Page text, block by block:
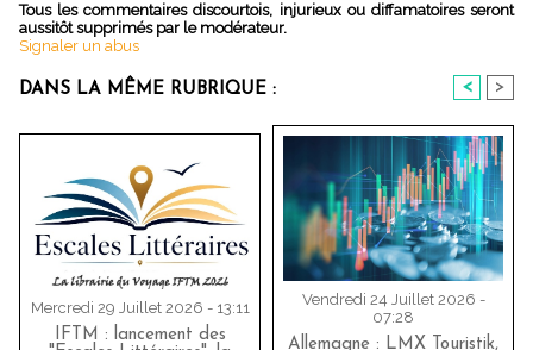
Tous les commentaires discourtois, injurieux ou diffamatoires seront
aussitôt supprimés par le modérateur.
Signaler un abus
DANS LA MÊME RUBRIQUE : < >
Mercredi 29 Juillet 2026 - 13:11
IFTM : lancement des
Vendredi 24 Juillet 2026 -
07:28
Allemagne : LMX Touristik,